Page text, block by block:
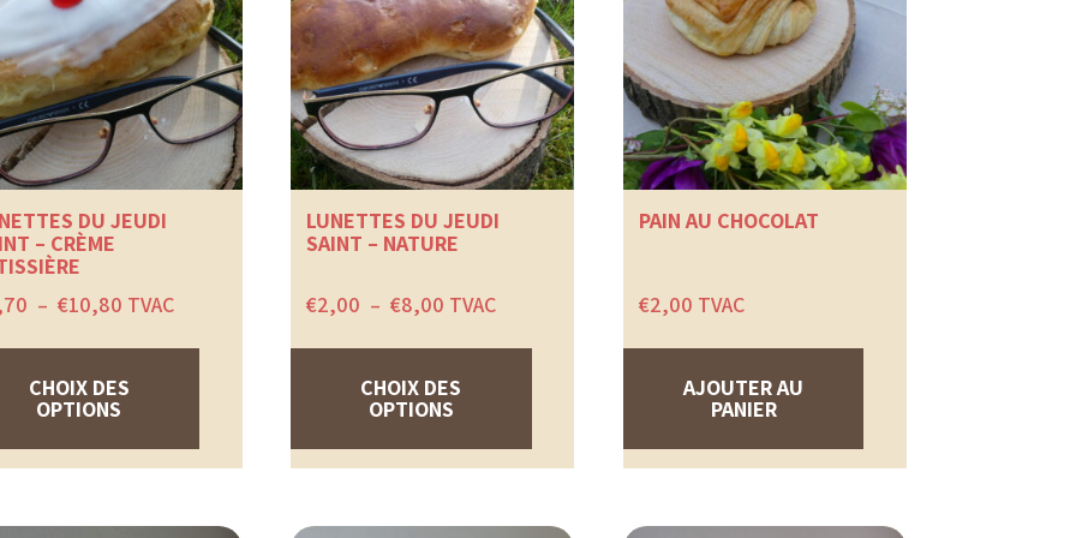
DU JEUDI
– CRÈME
– €10,80 Plage
prix :
à
TVAC
CHOIX DES
OPTIONS
produit
options
peuvent
sur
LUNETTES DU JEUDI
SAINT – NATURE
€2,00 – €8,00Plage
prix :
à
€8,00
TVAC
CHOIX DES
OPTIONS
produit
options
peuvent
sur
PAIN AU CHOCOLAT
€2,00 TVAC
AJOUTER AU
PANIER